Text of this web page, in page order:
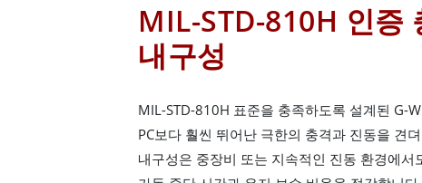
MIL-STD-810H 인증
내구성
MIL-STD-810H 표준을 충족하도록 설계된 G-
PC보다 훨씬 뛰어난 극한의 충격과 진동을 견
내구성은 중장비 또는 지속적인 진동 환경에서